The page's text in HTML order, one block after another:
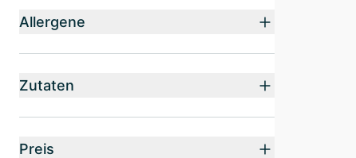
Allergene
Zutaten
Preis